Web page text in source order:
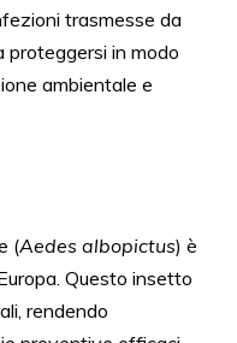
trasmesse da
proteggersi in modo
ambientale e
(Aedes albopictus) è
Questo insetto
rendendo